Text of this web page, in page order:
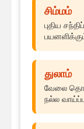
சிம்மம்
புதிய
துலாம்
வேலை
நல்ல